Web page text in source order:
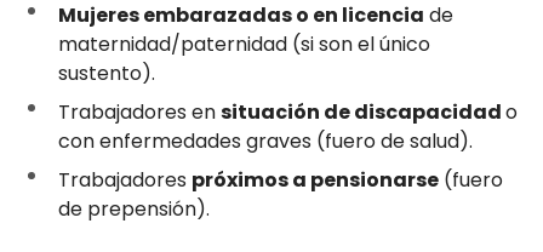
Mujeres embarazadas o en licencia de
maternidad/paternidad (si son el único
sustento).
Trabajadores ensituación de discapacidado
con enfermedades graves (fuero de salud).
Trabajadores próximos a pensionarse (fuero
de prepensión).